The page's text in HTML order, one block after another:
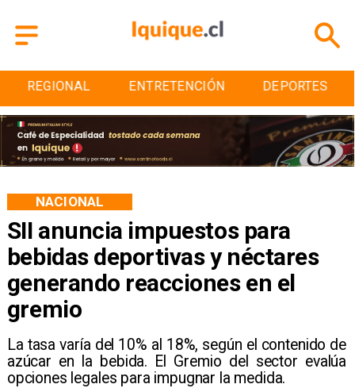
REGIONAL ENTRETENCIÓN DEPORTES
SII anuncia impuestos para
bebidas deportivas y néctares
generando reacciones en el
gremio
La tasa varía del 10% al 18%, según el contenido de
azúcar en la bebida. El Gremio del sector evalúa
opciones legales para impugnar la medida.
NACIONAL